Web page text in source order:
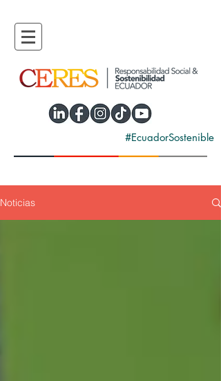
#EcuadorSostenible
Noticias